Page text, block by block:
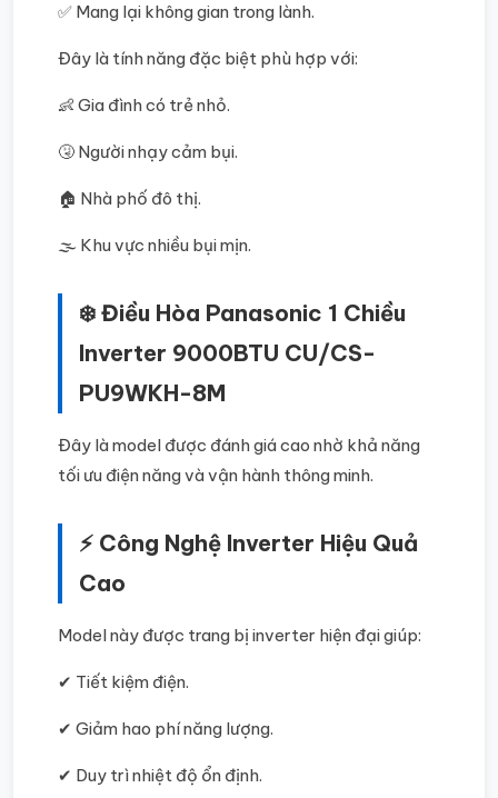
✅ Mang lại không gian trong lành.
Đây là tính năng đặc biệt phù hợp với:
👶 Gia đình có trẻ nhỏ.
🤧 Người nhạy cảm bụi.
🏠 Nhà phố đô thị.
🌫️ Khu vực nhiều bụi mịn.
❄️ Điều Hòa Panasonic 1 Chiều
Inverter 9000BTU CU/CS-
PU9WKH-8M
Đây là model được đánh giá cao nhờ khả năng
tối ưu điện năng và vận hành thông minh.
⚡ Công Nghệ Inverter Hiệu Quả
Cao
Model này được trang bị inverter hiện đại giúp:
✔ Tiết kiệm điện.
✔ Giảm hao phí năng lượng.
✔ Duy trì nhiệt độ ổn định.